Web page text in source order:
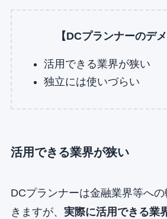
【DCプランナーのデ
活用できる業界が狭い
独立には使いづらい
活用できる業界が狭い
DCプランナーは金融業界等へ
きますが、 実際に活用できる業